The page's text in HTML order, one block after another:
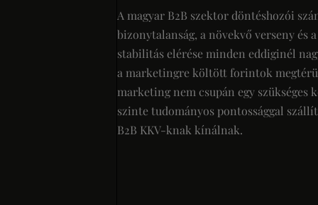
A magyar B2B szektor döntéshozói
bizonytalanság, a növekvő verseny és
stabilitás elérése minden eddiginél
a marketingre költött forintok
marketing nem csupán egy
szinte tudományos pontossággal
B2B KKV-knak kínálnak.